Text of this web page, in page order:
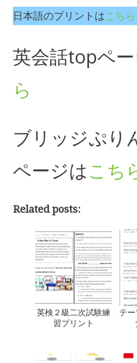
日本語のプリントはこち
英会話topペ
ら
ブリッジぷり
ページはこち
Related posts:
英検２級二次試験練
習プリント
テ